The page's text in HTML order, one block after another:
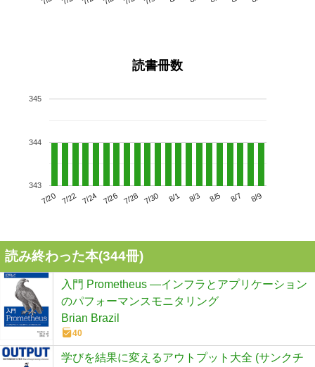
読書冊数
7/20 7/22 7/24 7/26 7/28 7/30 8/1 8/3 8/5 8/7 8/9
343
344
345
読み終わった本(344冊)
入門 Prometheus ―インフラとアプリケーション
のパフォーマンスモニタリング
Brian Brazil
40
学びを結果に変えるアウトプット大全 (サンクチ